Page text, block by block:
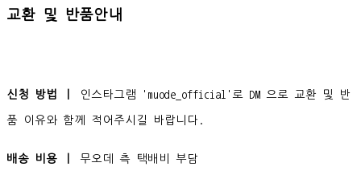
교환 및 반품안내
신청 방법 ㅣ 인스타그램 'muode_official'로 DM 으로 교환 및 반
품 이유와 함께 적어주시길 바랍니다.
배송 비용 ㅣ 무오데 측 택배비 부담